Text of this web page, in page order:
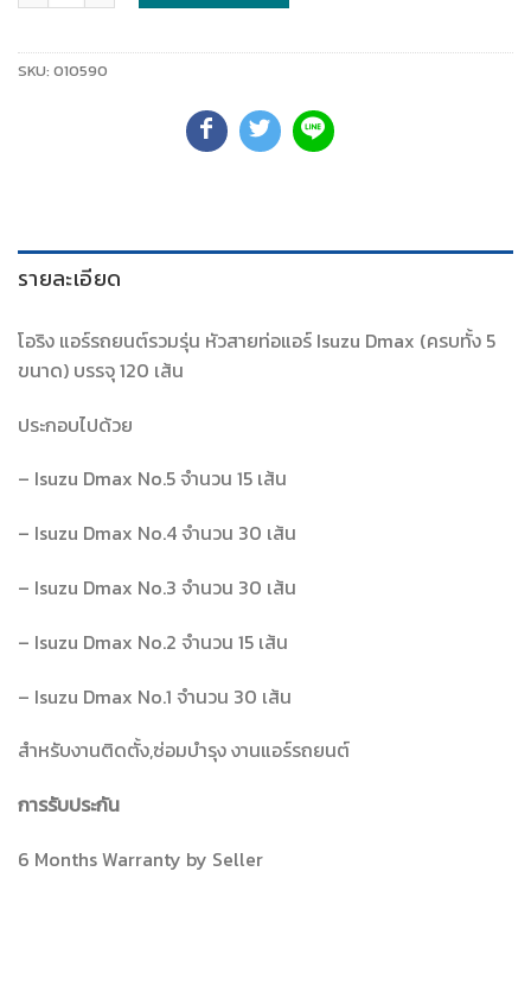
SKU: 010590
รายละเอียด
โอริง แอร์รถยนต์รวมรุ่น หัวสายท่อแอร์ Isuzu Dmax (ครบทั้ง 5
ขนาด) บรรจุ 120 เส้น
ประกอบไปด้วย
– Isuzu Dmax No.5 จำนวน 15 เส้น
– Isuzu Dmax No.4 จำนวน 30 เส้น
– Isuzu Dmax No.3 จำนวน 30 เส้น
– Isuzu Dmax No.2 จำนวน 15 เส้น
– Isuzu Dmax No.1 จำนวน 30 เส้น
สำหรับงานติดตั้ง,ซ่อมบำรุง งานแอร์รถยนต์
การรับประกัน
6 Months Warranty by Seller